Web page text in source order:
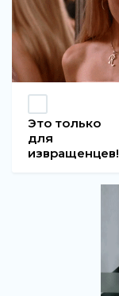
Это только
для
извращенцев!